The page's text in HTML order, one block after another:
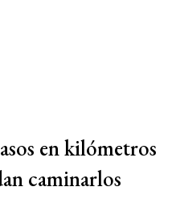
en kilómetros
caminarlos